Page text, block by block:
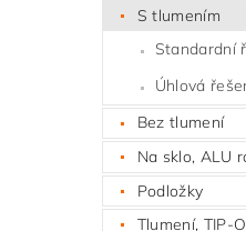
S tlumením
Standardní
Úhlová
Bez tlumení
Na sklo, ALU
Podložky
Tlumení, TIP-